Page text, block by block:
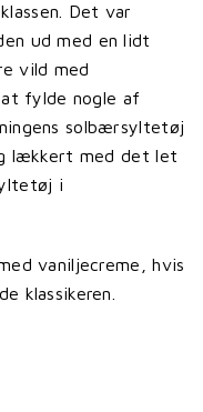
Det var
ud med en lidt
vild med
fylde nogle af
solbærsyltetøj
lækkert med det let
i
vaniljecreme, hvis
klassikeren.